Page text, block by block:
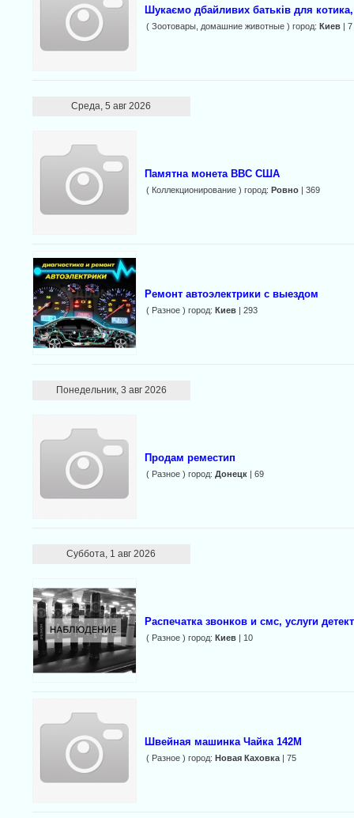
Шукаємо дбайливих батьків для
( Зоотовары, домашние животные ) город: Киев| 7
Среда, 5 авг 2026
Памятна монета ВВС США
( Коллекционирование ) город: Ровно| 369
Ремонт автоэлектрики с выездом
( Разное ) город: Киев| 293
Понедельник, 3 авг 2026
Продам реместип
( Разное ) город: Донецк| 69
Суббота, 1 авг 2026
Распечатка звонков и смс, услуги
( Разное ) город: Киев| 10
Швейная машинка Чайка 142М
( Разное ) город: Новая Каховка| 75